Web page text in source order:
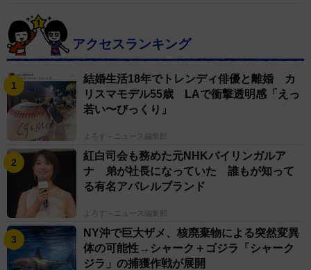
アクセスランキング
結婚生活18年でトレンディ俳優と離婚 カ
リスマモデル55歳 LAで衝撃透明感「えっ
若い〜びっくり」
よろず～ニュース編集部
紅白司会も務めた元NHKバイリンガルア
ナ 弟が社長になっていた 誰もが知って
る有名アパレルブランド
よろず～ニュース編集部
NY沖で巨大ザメ、核廃棄物による突然変異
体の可能性→シャーク＋ゴジラ「シャーク
ジラ」の捕獲作戦が展開